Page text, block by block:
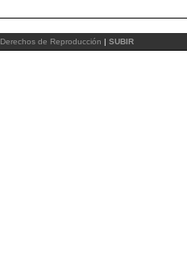
Derechos de Reproducción | SUBIR